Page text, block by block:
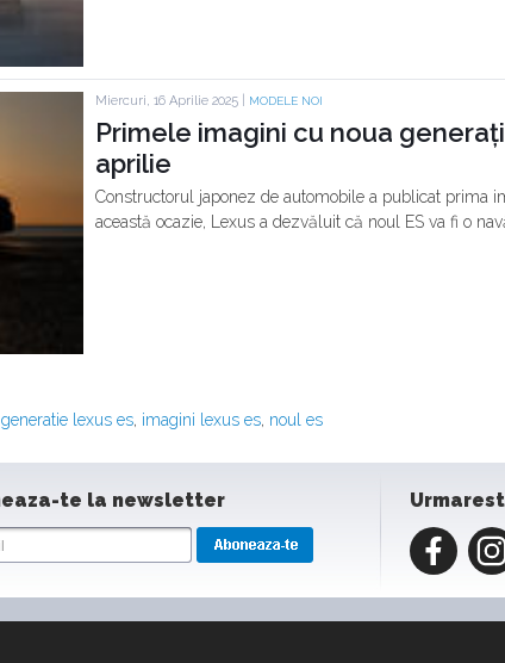
Miercuri, 16 Aprilie 2025 | MODELE NOI
Primele imagini cu noua
aprilie
Constructorul japonez de automobile a publicat prima
această ocazie, Lexus a dezvăluit că noul ES va fi o
lexus es, imagini lexus es, noul es
te la newsletter